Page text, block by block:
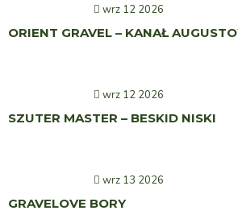
wrz 12 2026
ORIENT GRAVEL – KANAŁ
wrz 12 2026
SZUTER MASTER – BESKID NISKI
wrz 13 2026
GRAVELOVE BORY